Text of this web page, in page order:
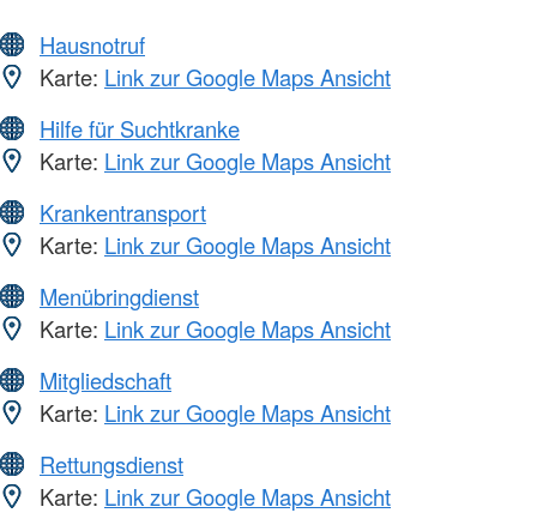
Hausnotruf
Karte: Link zur Google Maps Ansicht
Hilfe für Suchtkranke
Karte: Link zur Google Maps Ansicht
Krankentransport
Karte: Link zur Google Maps Ansicht
Menübringdienst
Karte: Link zur Google Maps Ansicht
Mitgliedschaft
Karte: Link zur Google Maps Ansicht
Rettungsdienst
Karte: Link zur Google Maps Ansicht